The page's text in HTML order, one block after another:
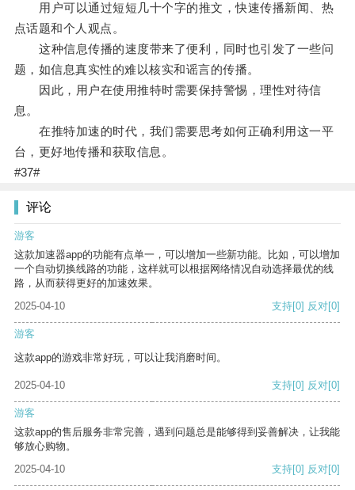
用户可以通过短短几十个字的推文，快速传播新闻、热
点话题和个人观点。
这种信息传播的速度带来了便利，同时也引发了一些问
题，如信息真实性的难以核实和谣言的传播。
因此，用户在使用推特时需要保持警惕，理性对待信
息。
在推特加速的时代，我们需要思考如何正确利用这一平
台，更好地传播和获取信息。
#37#
评论
游客
这款加速器app的功能有点单一，可以增加一些新功能。比如，可以增加
一个自动切换线路的功能，这样就可以根据网络情况自动选择最优的线
路，从而获得更好的加速效果。
2025-04-10
支持[0] 反对[0]
游客
这款app的游戏非常好玩，可以让我消磨时间。
2025-04-10 支持[0] 反对[0]
游客
这款app的售后服务非常完善，遇到问题总是能够得到妥善解决，让我能
够放心购物。
2025-04-10
支持[0] 反对[0]